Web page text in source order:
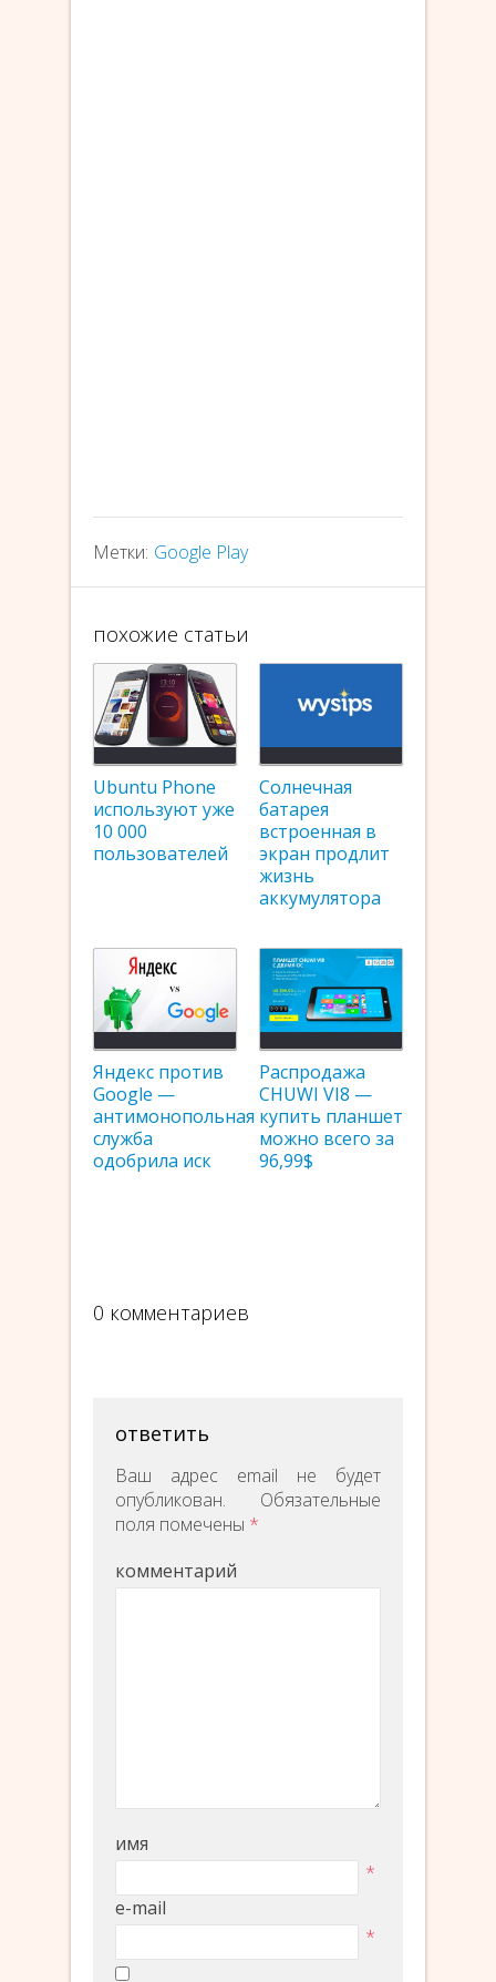
Метки: Google Play
похожие статьи
Ubuntu Phone
используют уже
10 000
пользователей
Солнечная
батарея
встроенная в
экран продлит
жизнь
аккумулятора
Яндекс против
Google —
антимонопольная
служба
одобрила иск
Распродажа
CHUWI VI8 —
купить планшет
можно всего за
96,99$
0 комментариев
ответить
Ваш адрес email не будет
опубликован.
Обязательные
поля помечены *
комментарий
имя
*
e-mail
*